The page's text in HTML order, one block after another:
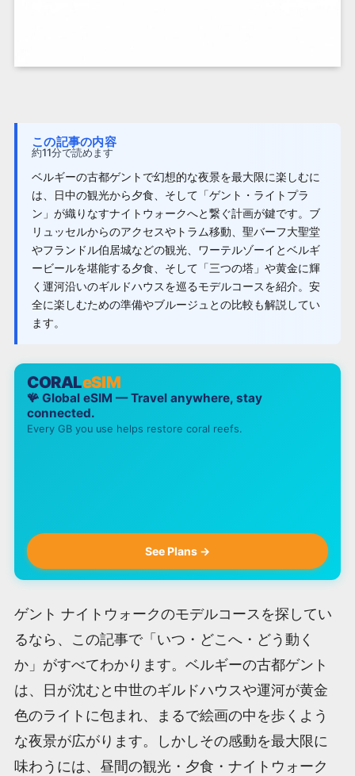
この記事の内容
約11分で読めます
ベルギーの古都ゲントで幻想的な夜景を最大限に楽しむに
は、日中の観光から夕食、そして「ゲント・ライトプラ
ン」が織りなすナイトウォークへと繋ぐ計画が鍵です。ブ
リュッセルからのアクセスやトラム移動、聖バーフ大聖堂
やフランドル伯居城などの観光、ワーテルゾーイとベルギ
ービールを堪能する夕食、そして「三つの塔」や黄金に輝
く運河沿いのギルドハウスを巡るモデルコースを紹介。安
全に楽しむための準備やブルージュとの比較も解説してい
ます。
CORALeSIM
🪸 Global eSIM — Travel anywhere, stay
connected.
Every GB you use helps restore coral reefs.
See Plans →
ゲント ナイトウォークのモデルコースを探してい
るなら、この記事で「いつ・どこへ・どう動く
か」がすべてわかります。ベルギーの古都ゲント
は、日が沈むと中世のギルドハウスや運河が黄金
色のライトに包まれ、まるで絵画の中を歩くよう
な夜景が広がります。しかしその感動を最大限に
味わうには、昼間の観光・夕食・ナイトウォーク